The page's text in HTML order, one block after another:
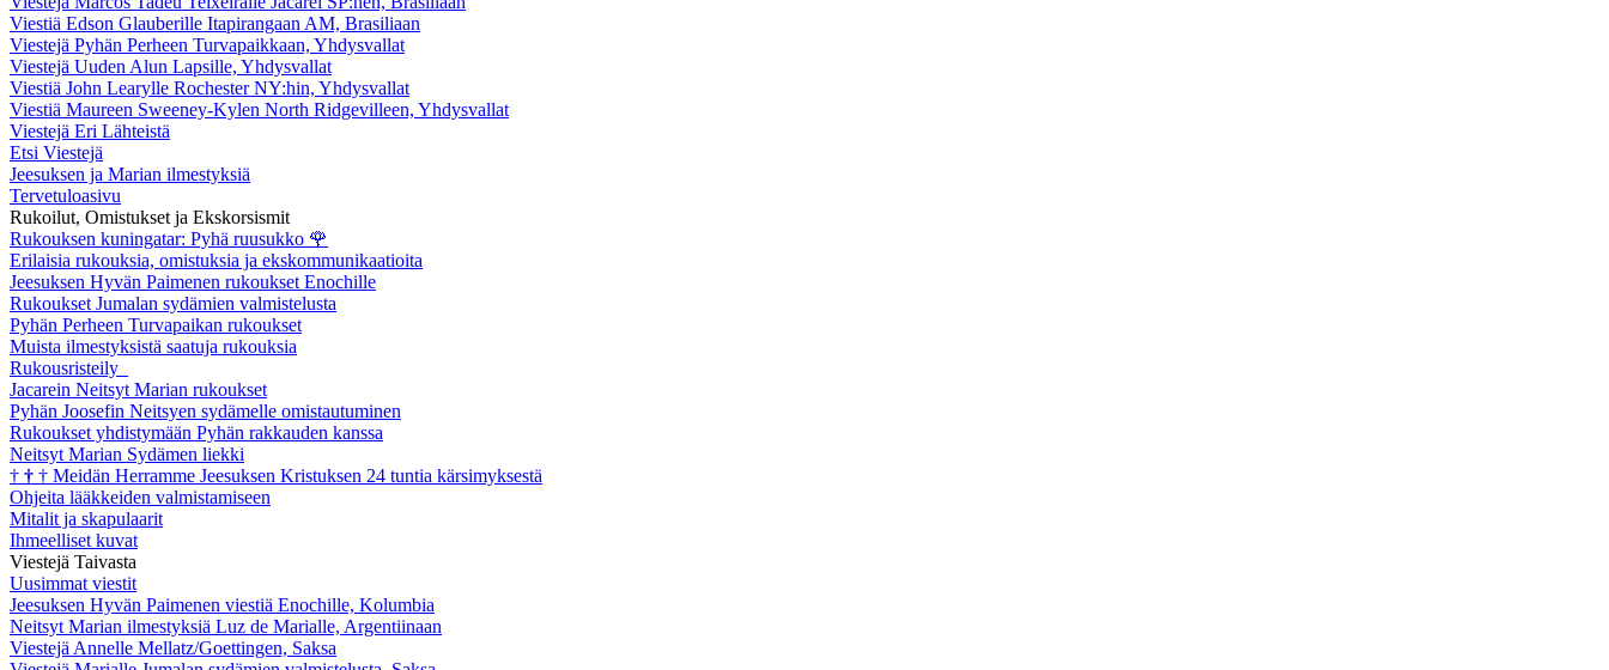
Viestiä Edson Glauberille Itapirangaan AM, Brasiliaan
Viestejä Pyhän Perheen Turvapaikkaan, Yhdysvallat
Viestejä Uuden Alun Lapsille, Yhdysvallat
Viestiä John Learylle Rochester NY:hin, Yhdysvallat
Viestiä Maureen Sweeney-Kylen North Ridgevilleen, Yhdysvallat
Viestejä Eri Lähteistä
Etsi Viestejä
Jeesuksen ja Marian ilmestyksiä
Tervetuloasivu
Rukoilut, Omistukset ja Ekskorsismit
Rukouksen kuningatar: Pyhä ruusukko 🌹
Erilaisia rukouksia, omistuksia ja ekskommunikaatioita
Jeesuksen Hyvän Paimenen rukoukset Enochille
Rukoukset Jumalan sydämien valmistelusta
Pyhän Perheen Turvapaikan rukoukset
Muista ilmestyksistä saatuja rukouksia
Rukousristeily
Jacarein Neitsyt Marian rukoukset
Pyhän Joosefin Neitsyen sydämelle omistautuminen
Rukoukset yhdistymään Pyhän rakkauden kanssa
Neitsyt Marian Sydämen liekki
† † † Meidän Herramme Jeesuksen Kristuksen 24 tuntia kärsimyksestä
Ohjeita lääkkeiden valmistamiseen
Mitalit ja skapulaarit
Ihmeelliset kuvat
Viestejä Taivasta
Uusimmat viestit
Jeesuksen Hyvän Paimenen viestiä Enochille, Kolumbia
Neitsyt Marian ilmestyksiä Luz de Marialle, Argentiinaan
Viestejä Annelle Mellatz/Goettingen, Saksa